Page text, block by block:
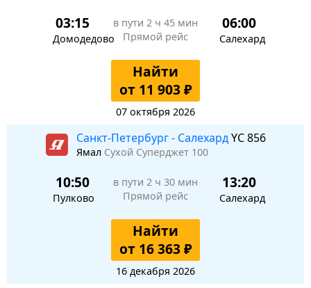
03:15
Домодедово
в пути 2 ч 45 мин
Прямой рейс
06:00
Салехард
Найти
от 11 903 ₽
07 октября 2026
Санкт-Петербург - СалехардYC 856
Ямал Сухой Суперджет 100
10:50
Пулково
в пути 2 ч 30 мин
Прямой рейс
13:20
Салехард
Найти
от 16 363 ₽
16 декабря 2026